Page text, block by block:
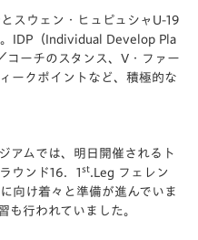
スウェン・ヒュピュシャU-19
IDP（Individual Develop Pla
コーチのスタンス、V・ファー
ークポイントなど、積極的な
アムでは、明日開催されるト
ウンド16．1 st.Leg フェレン
向け着々と準備が進んでいま
も行われていました。